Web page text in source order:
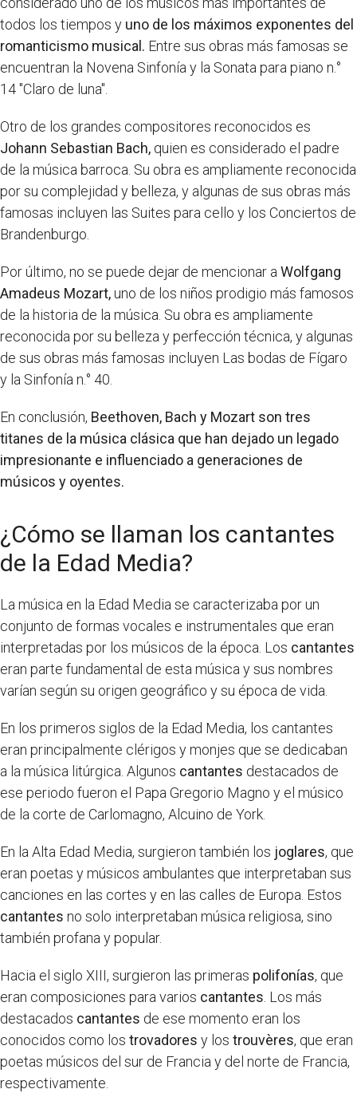
todos los tiempos y uno de los máximos exponentes del
romanticismo musical. Entre sus obras más famosas se
encuentran la Novena Sinfonía y la Sonata para piano n.°
14 "Claro de luna".
Otro de los grandes compositores reconocidos es
Johann Sebastian Bach, quien es considerado el padre
de la música barroca. Su obra es ampliamente reconocida
por su complejidad y belleza, y algunas de sus obras más
famosas incluyen las Suites para cello y los Conciertos de
Brandenburgo.
Por último, no se puede dejar de mencionar a Wolfgang
Amadeus Mozart,uno de los niños prodigio más famosos
de la historia de la música. Su obra es ampliamente
reconocida por su belleza y perfección técnica, y algunas
de sus obras más famosas incluyen Las bodas de Fígaro
y la Sinfonía n.° 40.
En conclusión, Beethoven, Bach y Mozart son tres
titanes de la música clásica que han dejado un legado
impresionante e influenciado a generaciones de
músicos y oyentes.
¿Cómo se llaman los cantantes
de la Edad Media?
La música en la Edad Media se caracterizaba por un
conjunto de formas vocales e instrumentales que eran
interpretadas por los músicos de la época. Los cantantes
eran parte fundamental de esta música y sus nombres
varían según su origen geográfico y su época de vida.
En los primeros siglos de la Edad Media, los cantantes
eran principalmente clérigos y monjes que se dedicaban
a la música litúrgica. Algunos cantantes destacados de
ese periodo fueron el Papa Gregorio Magno y el músico
de la corte de Carlomagno, Alcuino de York.
En la Alta Edad Media, surgieron también los joglares, que
eran poetas y músicos ambulantes que interpretaban sus
canciones en las cortes y en las calles de Europa. Estos
cantantes no solo interpretaban música religiosa, sino
también profana y popular.
Hacia el siglo XIII, surgieron las primeras polifonías, que
eran composiciones para varios cantantes . Los más
destacados cantantes de ese momento eran los
conocidos como los trovadores y los trouvères, que eran
poetas músicos del sur de Francia y del norte de Francia,
respectivamente.